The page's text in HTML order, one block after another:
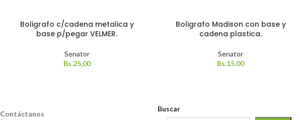
Boligrafo c/cadena metalica y
base p/pegar VELMER.
Senator
Bs.25,00
Boligrafo Madison con base y
cadena plastica.
Senator
Bs.15,00
Contáctanos
Buscar